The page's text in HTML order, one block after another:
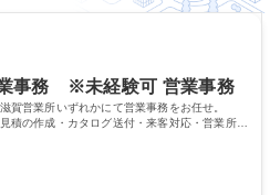
業事務 ※未経験可 営業事務
賀営業所いずれかにて営業事務をお任せ。
積の作成・カタログ送付・来客対応・営業所内